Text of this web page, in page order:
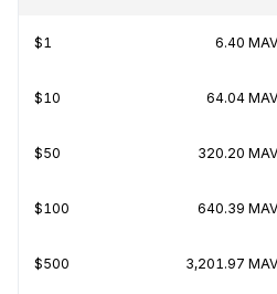
$1 6.40
$10 64.04
$50 320.20
$100 640.39
$500 3,201.97